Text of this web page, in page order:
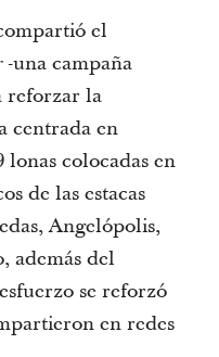
el
-una campaña
reforzar la
centrada en
lonas colocadas en
de las estacas
Angelópolis,
además del
se reforzó
en redes